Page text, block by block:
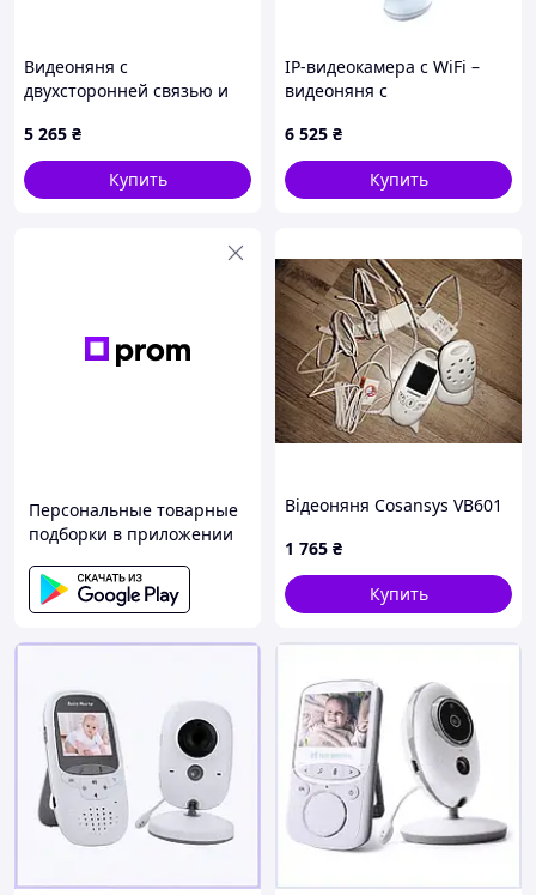
Видеоняня с
двухсторонней связью и
Monitor, 2683EX1T13
5 265 ₴
Купить
IP-видеокамера с WiFi –
видеоняня с
2Mp Ezviz BM1 (1080P,BE
cs-bm1) Aqua Bear f=4mm с
микрофоном
6 525 ₴
Купить
Персональные товарные
подборки в приложении
Відеоняня Cosansys VB601
1 765 ₴
Купить